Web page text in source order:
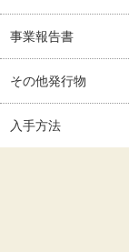
事業報告書
その他発行物
入手方法